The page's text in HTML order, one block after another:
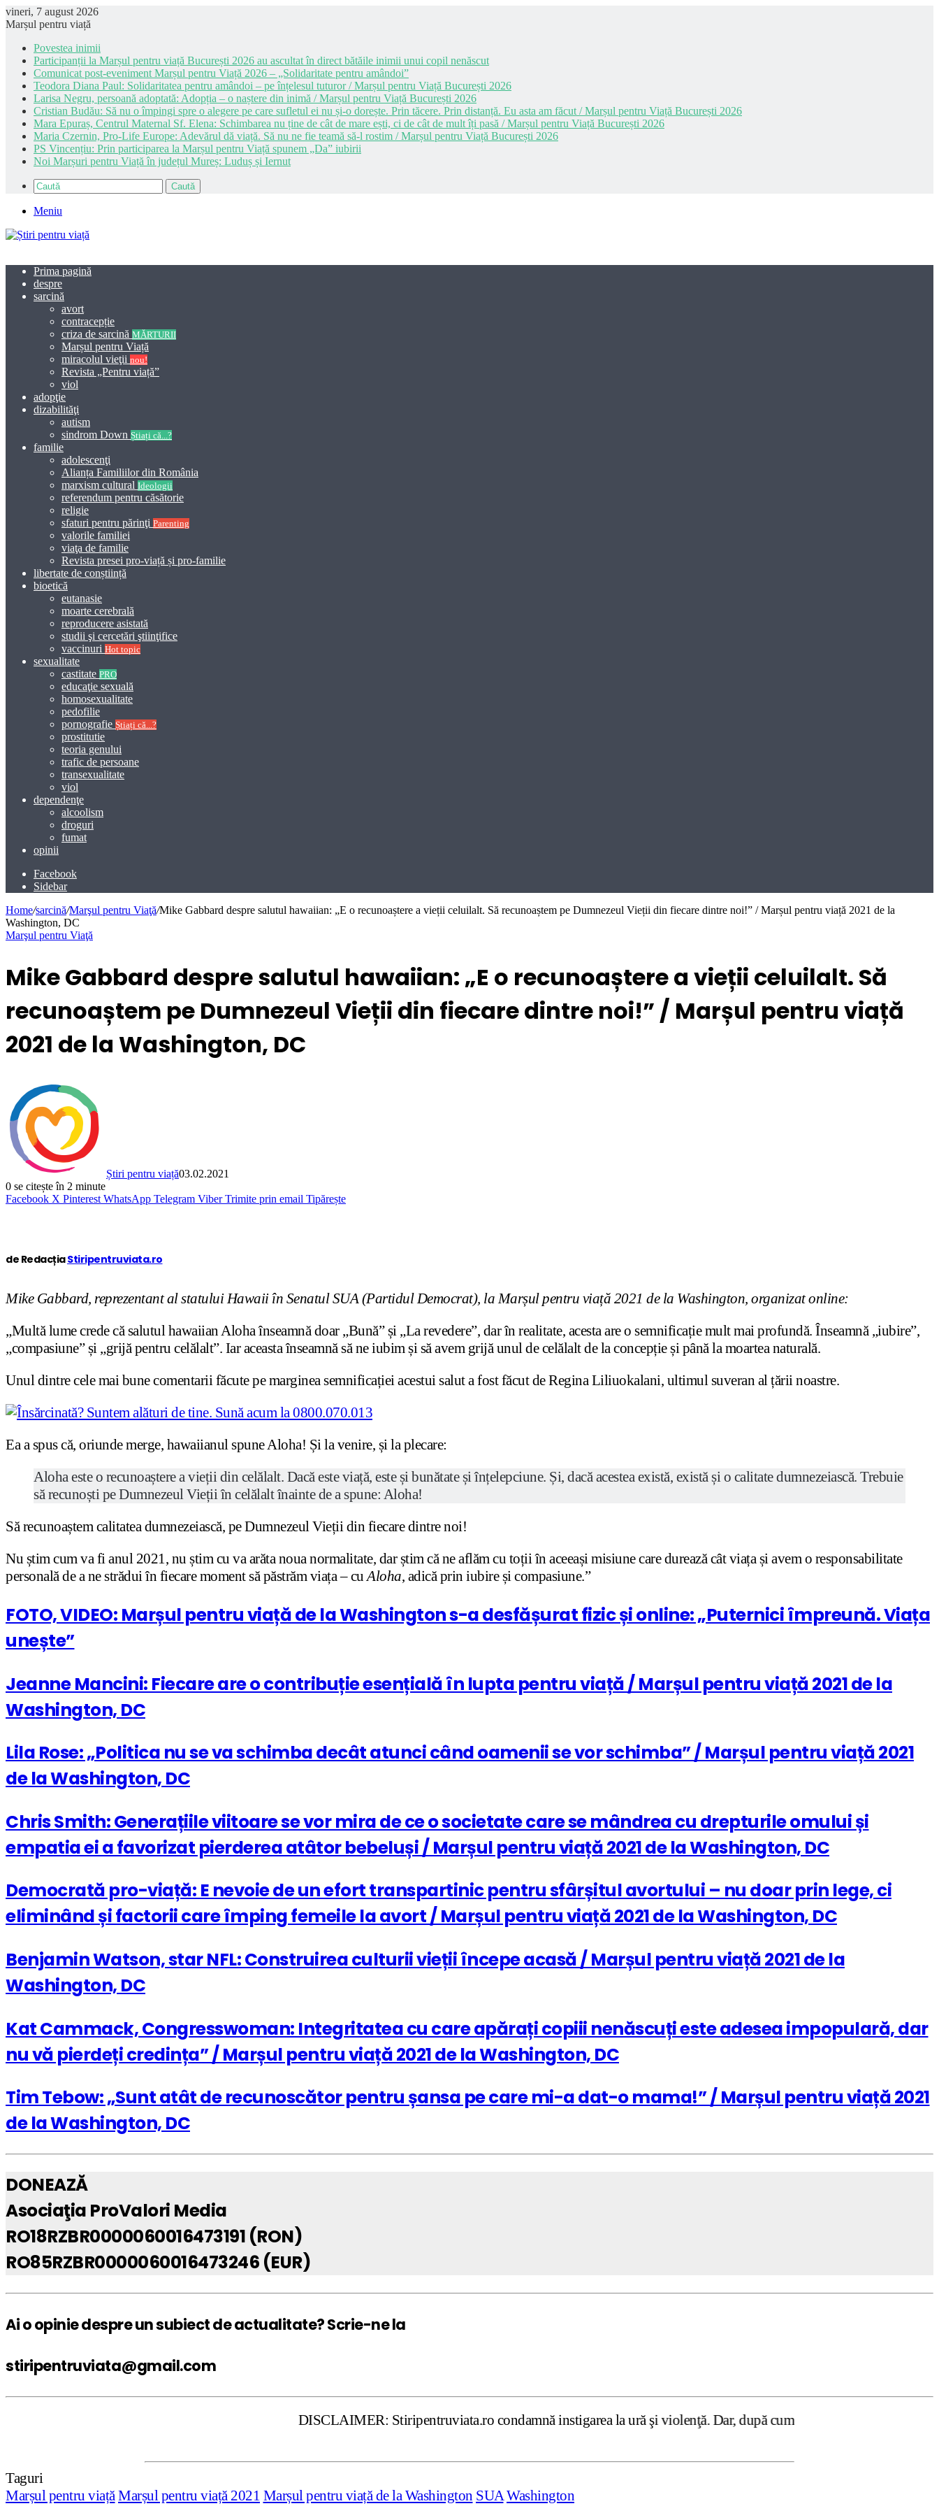
vineri, 7 august 2026
Marșul pentru viață
Povestea inimii
Participanții la Marșul pentru viață București 2026 au ascultat în direct bătăile inimii unui copil nenăscut
Comunicat post-eveniment Marșul pentru Viață 2026 – „Solidaritate pentru amândoi”
Teodora Diana Paul: Solidaritatea pentru amândoi – pe înțelesul tuturor / Marșul pentru Viață București 2026
Larisa Negru, persoană adoptată: Adopția – o naștere din inimă / Marșul pentru Viață București 2026
Cristian Budău: Să nu o împingi spre o alegere pe care sufletul ei nu și-o dorește. Prin tăcere. Prin distanță. Eu asta am făcut / Marșul pentru Viață București 2026
Mara Epuraș, Centrul Maternal Sf. Elena: Schimbarea nu ține de cât de mare ești, ci de cât de mult îți pasă / Marșul pentru Viață București 2026
Maria Czernin, Pro-Life Europe: Adevărul dă viață. Să nu ne fie teamă să-l rostim / Marșul pentru Viață București 2026
PS Vincențiu: Prin participarea la Marșul pentru Viață spunem „Da” iubirii
Noi Marșuri pentru Viață în județul Mureș: Luduș și Iernut
Caută
Meniu
Prima pagină
despre
sarcină
avort
contracepție
criza de sarcină MĂRTURII
Marșul pentru Viață
miracolul vieţii nou!
Revista „Pentru viață”
viol
adopţie
dizabilităţi
autism
sindrom Down Știați că...?
familie
adolescenţi
Alianța Familiilor din România
marxism cultural Ideologii
referendum pentru căsătorie
religie
sfaturi pentru părinţi Parenting
valorile familiei
viaţa de familie
Revista presei pro-viață și pro-familie
libertate de conștiință
bioetică
eutanasie
moarte cerebrală
reproducere asistată
studii şi cercetări ştiinţifice
vaccinuri Hot topic
sexualitate
castitate PRO
educaţie sexuală
homosexualitate
pedofilie
pornografie Știați că...?
prostitutie
teoria genului
trafic de persoane
transexualitate
viol
dependenţe
alcoolism
droguri
fumat
opinii
Facebook
Sidebar
Home/sarcină/Marşul pentru Viaţă/Mike Gabbard despre salutul hawaiian: „E o recunoaștere a vieții celuilalt. Să recunoaștem pe Dumnezeul Vieții din fiecare dintre noi!” / Marșul pentru viață 2021 de la
Washington, DC
Marşul pentru Viaţă
Mike Gabbard despre salutul hawaiian: „E o recunoaștere a vieții celuilalt. Să
recunoaștem pe Dumnezeul Vieții din fiecare dintre noi!” / Marșul pentru viață
2021 de la Washington, DC
Știri pentru viață03.02.2021
0 se citește în 2 minute
Facebook X Pinterest WhatsApp Telegram Viber Trimite prin email Tipărește
de RedacțiaStiripentruviata.ro
Mike Gabbard, reprezentant al statului Hawaii în Senatul SUA (Partidul Democrat), la Marșul pentru viață 2021 de la Washington, organizat online:
„Multă lume crede că salutul hawaiian Aloha înseamnă doar „Bună” și „La revedere”, dar în realitate, acesta are o semnificație mult mai profundă. Înseamnă „iubire”,
„compasiune” și „grijă pentru celălalt”. Iar aceasta înseamnă să ne iubim și să avem grijă unul de celălalt de la concepție și până la moartea naturală.
Unul dintre cele mai bune comentarii făcute pe marginea semnificației acestui salut a fost făcut de Regina Liliuokalani, ultimul suveran al țării noastre.
Ea a spus că, oriunde merge, hawaiianul spune Aloha! Și la venire, și la plecare:
Aloha este o recunoaștere a vieții din celălalt. Dacă este viață, este și bunătate și înțelepciune. Și, dacă acestea există, există și o calitate dumnezeiască. Trebuie
să recunoști pe Dumnezeul Vieții în celălalt înainte de a spune: Aloha!
Să recunoaștem calitatea dumnezeiască, pe Dumnezeul Vieții din fiecare dintre noi!
Nu știm cum va fi anul 2021, nu știm cu va arăta noua normalitate, dar știm că ne aflăm cu toții în aceeași misiune care durează cât viața și avem o responsabilitate
personală de a ne strădui în fiecare moment să păstrăm viața – cu Aloha, adică prin iubire și compasiune.”
FOTO, VIDEO: Marșul pentru viață de la Washington s-a desfășurat fizic și online: „Puternici împreună. Viața
unește”
Jeanne Mancini: Fiecare are o contribuție esențială în lupta pentru viață / Marșul pentru viață 2021 de la
Washington, DC
Lila Rose: „Politica nu se va schimba decât atunci când oamenii se vor schimba” / Marșul pentru viață 2021
de la Washington, DC
Chris Smith: Generațiile viitoare se vor mira de ce o societate care se mândrea cu drepturile omului și
empatia ei a favorizat pierderea atâtor bebeluși / Marșul pentru viață 2021 de la Washington, DC
Democrată pro-viață: E nevoie de un efort transpartinic pentru sfârșitul avortului – nu doar prin lege, ci
eliminând și factorii care împing femeile la avort / Marșul pentru viață 2021 de la Washington, DC
Benjamin Watson, star NFL: Construirea culturii vieții începe acasă / Marșul pentru viață 2021 de la
Washington, DC
Kat Cammack, Congresswoman: Integritatea cu care apărați copiii nenăscuți este adesea impopulară, dar
nu vă pierdeți credința” / Marșul pentru viață 2021 de la Washington, DC
Tim Tebow: „Sunt atât de recunoscător pentru șansa pe care mi-a dat-o mama!” / Marșul pentru viață 2021
de la Washington, DC
DONEAZĂ
Asociaţia ProValori Media
RO18RZBR0000060016473191 (RON)
RO85RZBR0000060016473246 (EUR)
Ai o opinie despre un subiect de actualitate? Scrie-ne la
stiripentruviata@gmail.com
DISCLAIMER: Stiripentruviata.ro condamnă instigarea la ură şi violenţă. Dar, după cum confirmă şi CEDO în cazul
Taguri
Marșul pentru viațăMarșul pentru viață 2021 Marșul pentru viață de la Washington SUAWashington